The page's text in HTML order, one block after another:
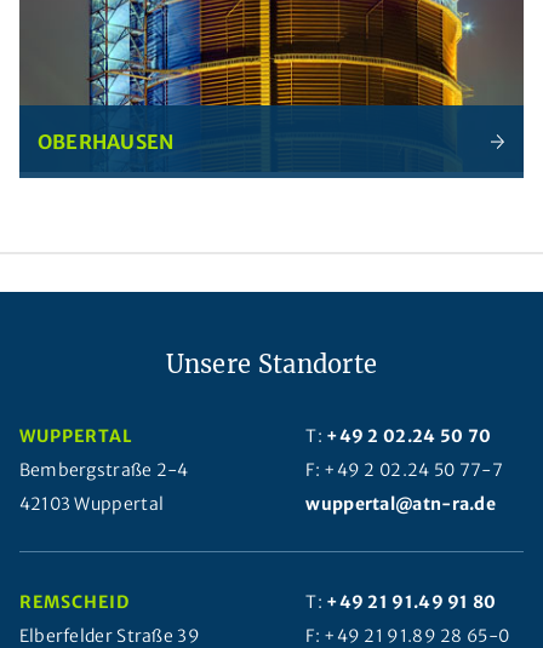
OBERHAUSEN
Unsere Standorte
WUPPERTAL
Bembergstraße 2-4
42103 Wuppertal
T: +49 2 02.24 50 70
F: +49 2 02.24 50 77-7
wuppertal@atn-ra.de
REMSCHEID
Elberfelder Straße 39
T: +49 21 91.49 91 80
F: +49 21 91.89 28 65-0